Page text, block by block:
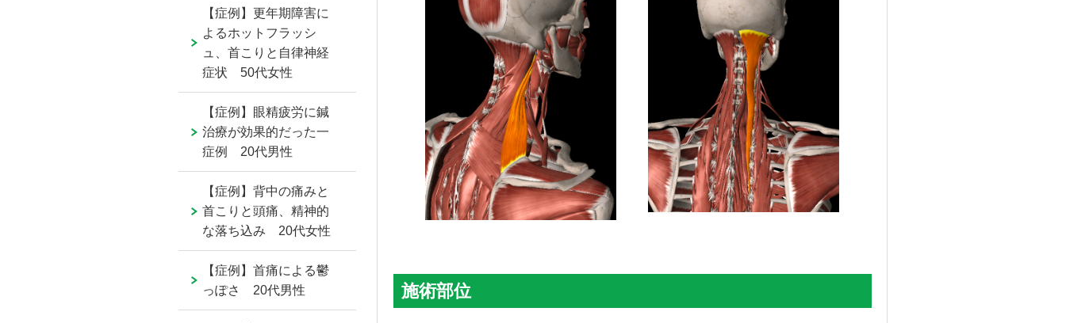
施術部位
【症例】更年期障害に
よるホットフラッシ
ュ、首こりと自律神経
症状 50代女性
【症例】眼精疲労に鍼
治療が効果的だった一
症例 20代男性
【症例】背中の痛みと
首こりと頭痛、精神的
な落ち込み 20代女性
【症例】首痛による鬱
っぽさ 20代男性